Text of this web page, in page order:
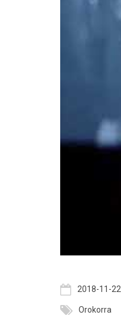
2018-11-22
Orokorra